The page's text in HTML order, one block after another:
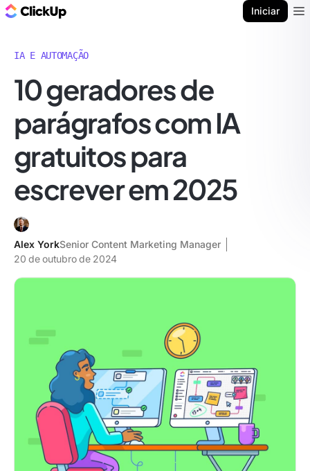
Iniciar
IA E AUTOMAÇÃO
10 geradores de
parágrafos com IA
gratuitos para
escrever em 2025
Alex YorkSenior Content Marketing Manager
20 de outubro de 2024